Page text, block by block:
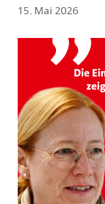
15. Mai 2026